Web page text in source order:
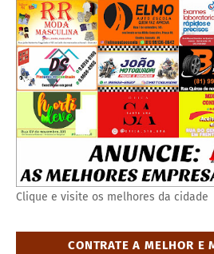
Clique e visite os melhores da cidade
CONTRATE A MELHOR E